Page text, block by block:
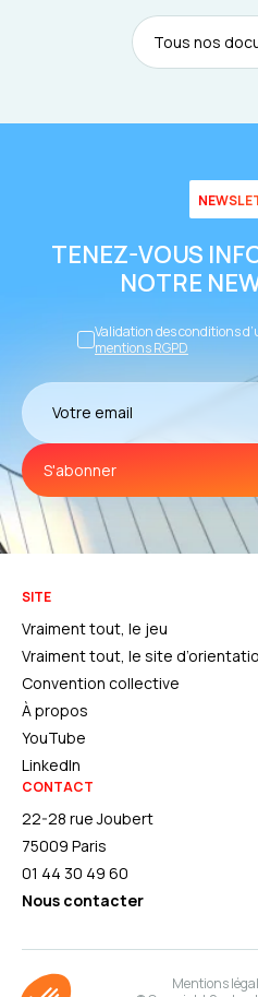
Tous nos
TENEZ-VOUS
NOTRE
Validation des conditions
mentions RGPD
S'abonner
SITE
Vraiment tout, le jeu
Vraiment tout, le site
Convention collective
À propos
YouTube
LinkedIn
CONTACT
22-28 rue Joubert
75009 Paris
01 44 30 49 60
Nous contacter
Mentions